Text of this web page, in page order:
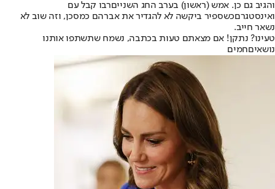
והגיב גם כן. אמש (ראשון) בערב החג השנייםרבו קבל עם
ואינסטגרםכשספיר ביקשה לא להגדיר את אברהם כמסכן, וזה שוב לא
נשאר חייב.
טעינו? נתקן! אם מצאתם טעות בכתבה, נשמח שתשתפו אותנו
נושאיםחמים